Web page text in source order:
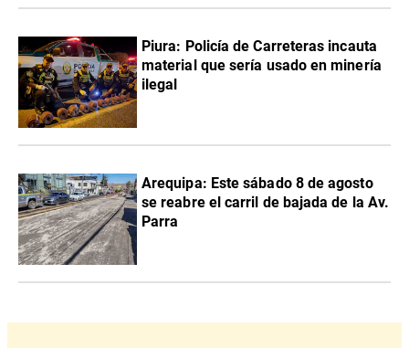
Piura: Policía de Carreteras incauta
material que sería usado en minería
ilegal
Arequipa: Este sábado 8 de agosto
se reabre el carril de bajada de la Av.
Parra